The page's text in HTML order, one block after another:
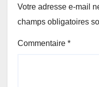
Votre adresse e-mail
champs obligatoires
Commentaire *